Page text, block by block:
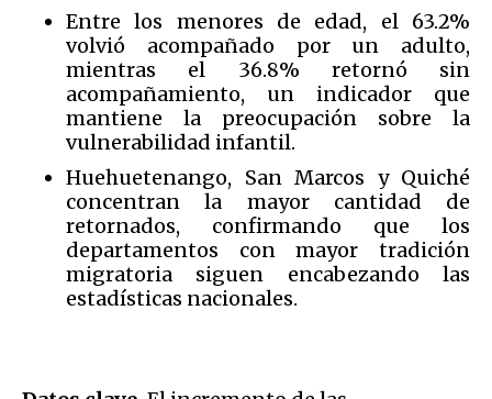
Entre los menores de edad, el 63.2%
volvió acompañado por un adulto,
mientras el 36.8% retornó sin
acompañamiento, un indicador que
mantiene la preocupación sobre la
vulnerabilidad infantil.
Huehuetenango, San Marcos y Quiché
concentran la mayor cantidad de
retornados, confirmando que los
departamentos con mayor tradición
migratoria siguen encabezando las
estadísticas nacionales.